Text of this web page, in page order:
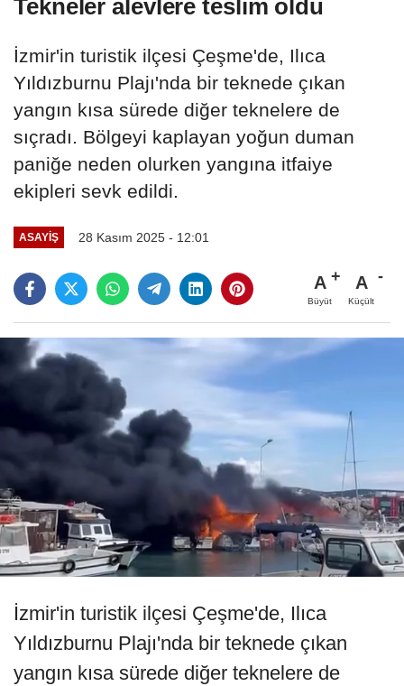
Tekneler alevlere teslim oldu
İzmir'in turistik ilçesi Çeşme'de, Ilıca
Yıldızburnu Plajı'nda bir teknede çıkan
yangın kısa sürede diğer teknelere de
sıçradı. Bölgeyi kaplayan yoğun duman
paniğe neden olurken yangına itfaiye
ekipleri sevk edildi.
ASAYIŞ 28 Kasım 2025 - 12:01
A
Büyüt
A
Küçült
İzmir'in turistik ilçesi Çeşme'de, Ilıca
Yıldızburnu Plajı'nda bir teknede çıkan
yangın kısa sürede diğer teknelere de